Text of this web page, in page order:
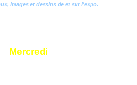
images et dessins de et sur l'expo.
Mercredi